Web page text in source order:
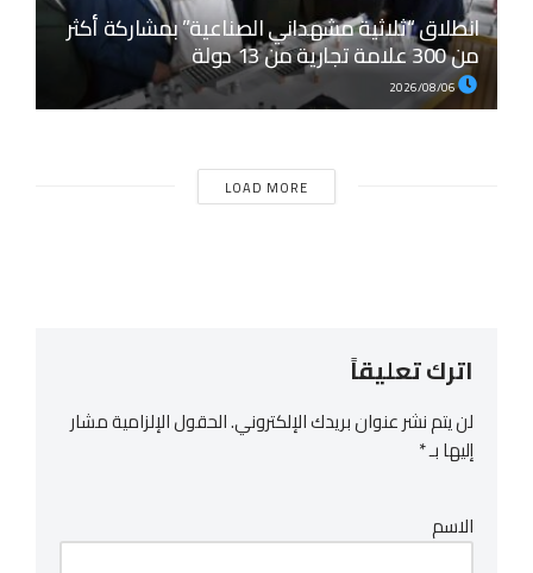
انطلاق “ثلاثية مشهداني الصناعية” بمشاركة أكثر
من 300 علامة تجارية من 13 دولة
2026/08/06
LOAD MORE
اترك تعليقاً
لن يتم نشر عنوان بريدك الإلكتروني.الحقول الإلزامية مشار
إليها بـ*
الاسم